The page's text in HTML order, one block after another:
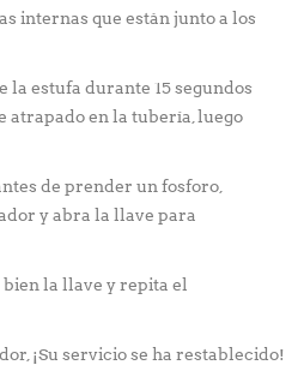
internas que están junto a los
la estufa durante 15 segundos
atrapado en la tubería, luego
de prender un fosforo,
y abra la llave para
la llave y repita el
¡Su servicio se ha restablecido!